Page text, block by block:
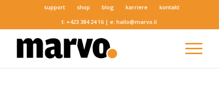
support shop blog karriere
kontakt
t:+423 384 24 16 | e:hallo@marvo.li